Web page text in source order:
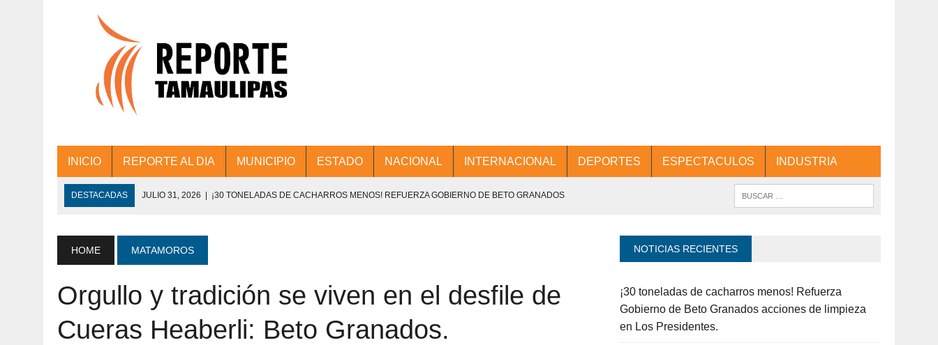
INICIO REPORTE AL DIA MUNICIPIO ESTADO NACIONAL INTERNACIONAL DEPORTES ESPECTACULOS INDUSTRIA
DESTACADAS JULIO 31, 2026 | ¡30 TONELADAS DE CACHARROS MENOS! REFUERZA GOBIERNO DE BETO GRANADOS
JULIO 30, 2026 | 💧🚰 ¡AGUA PARA LA COMUNIDAD!
JULIO 30, 2026 ¡TRABAJO EN EQUIPO Y RESULTADOS! ENCABEZA BETO GRANADOS MESA DE TRABAJO CON PRESIDENTES
DE COLONIA.
JULIO 30, 2026 | TAMAULIPAS TE INVITA A DESCUBRIR EL ENCANTO DE LAS PLAYAS DEL GOLFO DE MÉXICO.
HOME MATAMOROS
Orgullo y tradición se viven en el desfile de
Cueras Heaberli: Beto Granados.
NOTICIAS RECIENTES
¡30 toneladas de cacharros menos! Refuerza
Gobierno de Beto Granados acciones de limpieza
en Los Presidentes.